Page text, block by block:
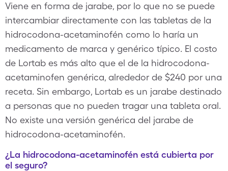
Viene en forma de jarabe, por lo que no se puede
intercambiar directamente con las tabletas de la
hidrocodona-acetaminofén como lo haría un
medicamento de marca y genérico típico. El costo
de Lortab es más alto que el de la hidrocodona-
acetaminofen genérica, alrededor de $240 por una
receta. Sin embargo, Lortab es un jarabe destinado
a personas que no pueden tragar una tableta oral.
No existe una versión genérica del jarabe de
hidrocodona-acetaminofén.
¿La hidrocodona-acetaminofén está cubierta por
el seguro?